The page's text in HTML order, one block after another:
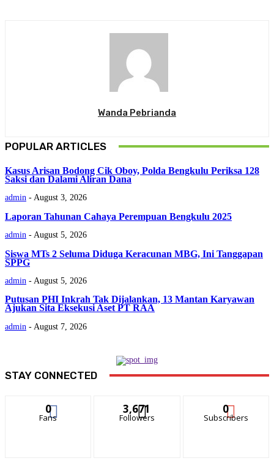
Wanda Pebrianda
POPULAR ARTICLES
Kasus Arisan Bodong Cik Oboy, Polda Bengkulu Periksa 128
Saksi dan Dalami Aliran Dana
admin - August 3, 2026
Laporan Tahunan Cahaya Perempuan Bengkulu 2025
admin - August 5, 2026
Siswa MTs 2 Seluma Diduga Keracunan MBG, Ini Tanggapan
SPPG
admin - August 5, 2026
Putusan PHI Inkrah Tak Dijalankan, 13 Mantan Karyawan
Ajukan Sita Eksekusi Aset PT RAA
admin - August 7, 2026
STAY CONNECTED
0
Fans
3,671
Followers
0
Subscribers